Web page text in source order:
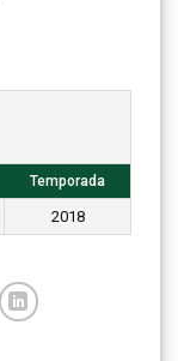
Temporada
2018